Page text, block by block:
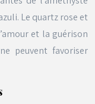
Le quartz rose et
et la guérison
peuvent favoriser